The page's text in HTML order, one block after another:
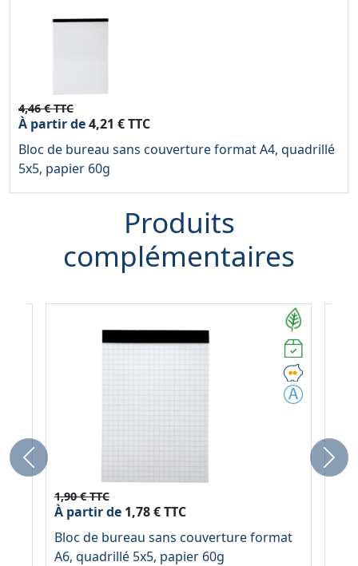
4,46 € TTC
À partir de4,21 € TTC
Bloc de bureau sans couverture format A4, quadrillé
5x5, papier 60g
Produits
complémentaires
1,90 € TTC
À partir de1,78 € TTC
Bloc de bureau sans couverture format
A6, quadrillé 5x5, papier 60g
Previous Next